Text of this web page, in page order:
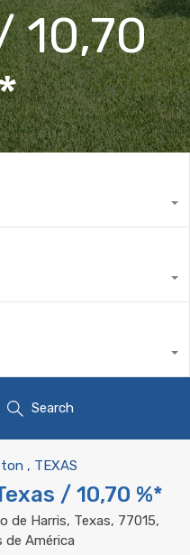
10,70
Search
, TEXAS
/ 10,70 %*
de Harris, Texas, 77015,
América